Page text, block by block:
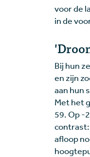
voor de
in de
Bij hun
en zijn
aan hun
Met het
59. Op -
contrast:
afloop